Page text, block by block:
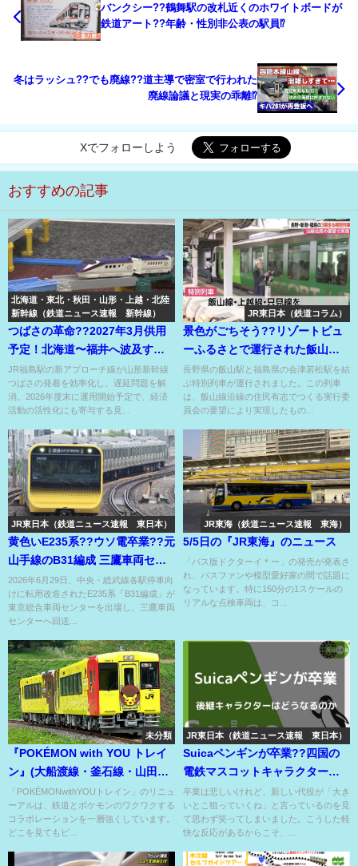
バンクシー??鶴舞駅の改札近くのホワイトボードが
鉄道アート??年齢・性別非公表の駅員⁉
冬はラッシュ??でも廃線??道主導で密室で行われた
廃線論議と現実の乖離⁉
Xでフォローしよう
おすすめの記事
北海道・東北・秋田・山形・上越・北陸
新幹線（鉄道ニュース速報 新幹線）
つばさの革命??2027年3月供用
予定！北海道〜福井へ波及する
遅延を封じる鍵になるか？
JR福島駅の新アプローチ線が山形新幹線
つばさの発着を効率化し、遅延問題を解
消。2026年度末に運用開始予定で、経済
活動の活性化にも寄与する見...
JR東日本（鉄道コラム）
景色がごちそう??リゾートビュ
ーふるさとで運行された飯山線
と只見線を直通した列車??
長野県の飯山駅と福島県の会津若松駅を結
ぶ特別列車が運行されました。この列車
は、飯山線沿線の住民有志でつくる実行委
員会の要望により実現したもの...
JR東日本（鉄道ニュース速報 東日本）
黄色いE235系??ウソ電卒業??元
山手線のB31編成 三鷹車両セン
ターへ出場回送⁉
2026年6月29日、中央・総武線各駅停車向
けに転用改造されたE235系「B31編成」が
東京総合車両センターを出場し、三鷹車両
センターへ回送...
JR東海（鉄道ニュース速報 東海）
5/5日の『JR東海』のニュース
「バス版ドクターイ＊ー」の発売が発表さ
れ、バスファンや模型愛好家の間で話題に
なっています。特に150分の1スケールの
リアルな点検車両は、コ...
未分類
『POKÉMON with YOU トレイ
ン』(大船渡線・釜石線・山田
線）
「POKÉMONwithYOUトレイン」のリニュ
ーアルは、鉄道とポケモンのワクワクする
コラボレーションを一層強くしています。
どこを見てもピ...
JR東日本（鉄道ニュース速報 東日本）
Suicaペンギンが卒業??四国の
電鉄マスコットキャラクターが
『代役可能』アピール??
卒業は悲しいけれど、新しい代役が「大き
いとこ狙っていくね」と言っているのを見
て思わず笑ってしまいました。こうした軽
快な反応があるからこそ、...